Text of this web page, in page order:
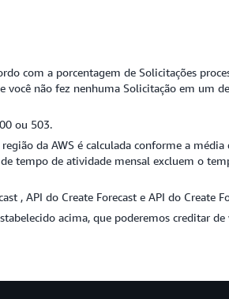
com a porcentagem de Solicitações
você não fez nenhuma Solicitação em um
ou 503.
da AWS é calculada conforme a
tempo de atividade mensal excluem o
, API do Create Forecast e API do Create
acima, que poderemos creditar